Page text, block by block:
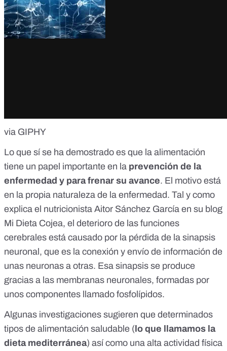
via GIPHY
Lo que sí se ha demostrado es que la alimentación
tiene un papel importante en la prevención de la
enfermedad y para frenar su avance. El motivo está
en la propia naturaleza de la enfermedad. Tal y como
explica el nutricionista Aitor Sánchez García en su blog
Mi Dieta Cojea, el deterioro de las funciones
cerebrales está causado por la pérdida de la sinapsis
neuronal, que es la conexión y envío de información de
unas neuronas a otras. Esa sinapsis se produce
gracias a las membranas neuronales, formadas por
unos componentes llamado fosfolípidos.
Algunas investigaciones sugieren que determinados
tipos de alimentación saludable (lo que llamamos la
dieta mediterránea) así como una alta actividad física